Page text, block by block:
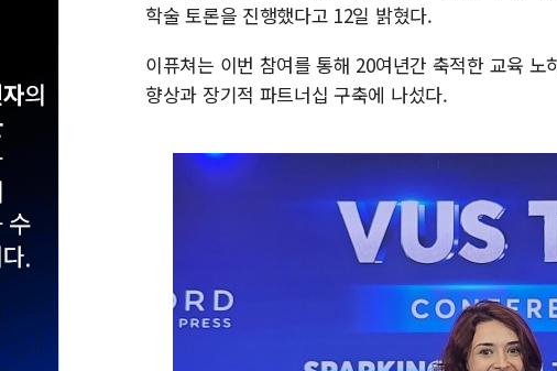
학술 토론을 진행했다고 12일 밝혔다.
이퓨쳐는 이번 참여를 통해 20여년간 축적한 교육
향상과 장기적 파트너십 구축에 나섰다.